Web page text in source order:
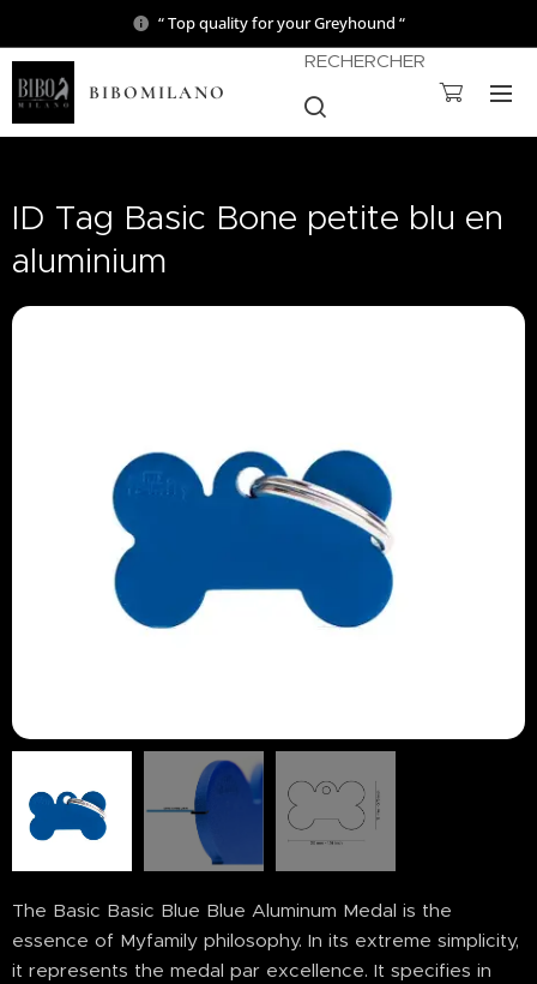
“ Top quality for your Greyhound “
BIBOMILANO
RECHERCHER
ID Tag Basic Bone petite blu en
aluminium
The Basic Basic Blue Blue Aluminum Medal is the
essence of Myfamily philosophy. In its extreme simplicity,
it represents the medal par excellence. It specifies in